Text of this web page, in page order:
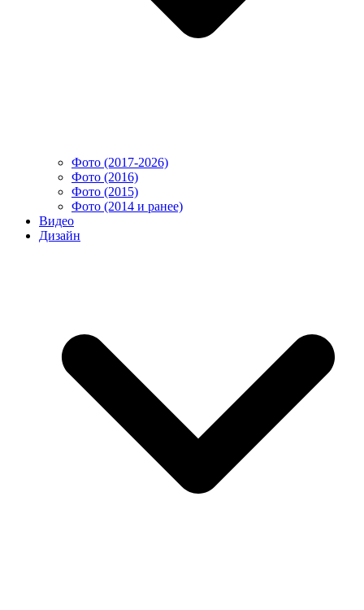
Фото (2017-2026)
Фото (2016)
Фото (2015)
Фото (2014 и ранее)
Видео
Дизайн